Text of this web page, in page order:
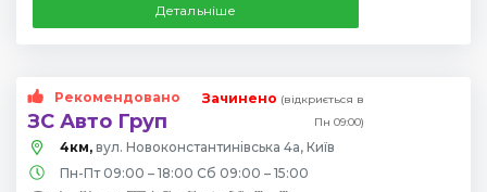
Детальніше
Рекомендовано
ЗС Авто Груп
Зачинено (відкриється в
Пн 09:00)
4км, вул. Новоконстантинівська 4а, Київ
Пн-Пт 09:00 – 18:00 Сб 09:00 – 15:00